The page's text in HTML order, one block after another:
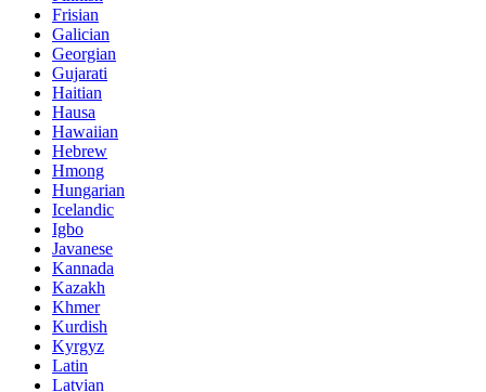
Frisian
Galician
Georgian
Gujarati
Haitian
Hausa
Hawaiian
Hebrew
Hmong
Hungarian
Icelandic
Igbo
Javanese
Kannada
Kazakh
Khmer
Kurdish
Kyrgyz
Latin
Latvian